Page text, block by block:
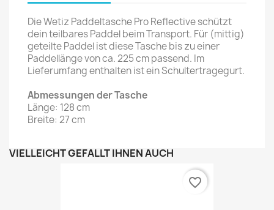
Die Wetiz Paddeltasche Pro Reflective schützt
dein teilbares Paddel beim Transport. Für (mittig)
geteilte Paddel ist diese Tasche bis zu einer
Paddellänge von ca. 225 cm passend. Im
Lieferumfang enthalten ist ein Schultertragegurt.
Abmessungen der Tasche
Länge: 128 cm
Breite: 27 cm
VIELLEICHT GEFÄLLT IHNEN AUCH
favorite_border